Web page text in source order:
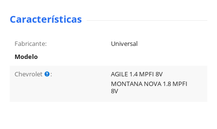
Características
Fabricante:
Universal
Modelo
Chevrolet
:
AGILE 1.4 MPFI 8V
MONTANA NOVA 1.8 MPFI
8V